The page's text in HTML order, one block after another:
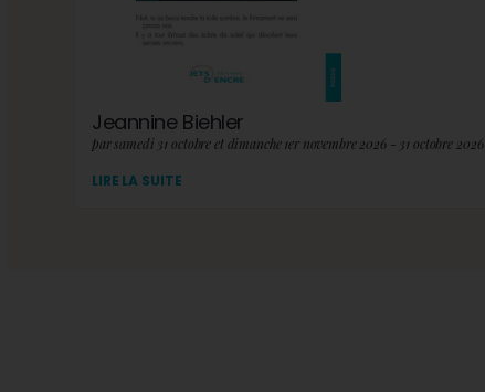
Jeannine Biehler
par samedi 31 octobre et dimanche 1er novembre 2026 - 31 octobre 2026
LIRE LA SUITE